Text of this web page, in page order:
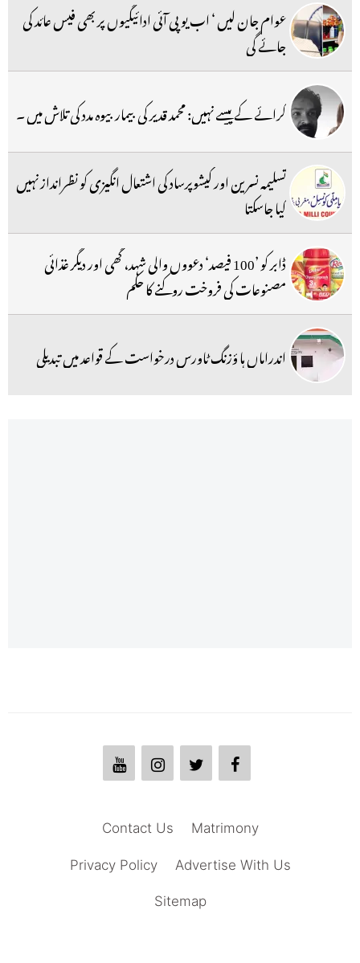
عوام جان لیں ‘ اب یو پی آئی ادائیگیوں پر بھی فیس عائد کی
جائے گی
کرائے کے پیسے نہیں: محمد قدیر کی بیمار بیوہ مدد کی تلاش میں ۔
تسلیمہ نسرین اور کیشوپرساد کی اشتعال انگیزی کو نظرانداز نہیں
کیا جاسکتا
ڈابر کو ’100 فیصد‘ دعووں والی شہد، گھی اور دیگر غذائی
مصنوعات کی فروخت روکنے کا حکم
اندراماں ہا ؤزنگ ٹاورس درخواست کے قواعد میں تبدیلی
Matrimony
Contact Us
Advertise With Us
Privacy Policy
Sitemap